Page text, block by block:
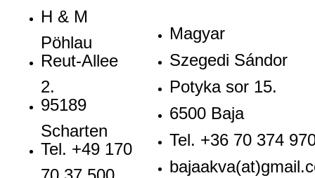
H & M
Pöhlau
Reut-Allee
2.
95189
Scharten
Tel. +49 170
70 37 500
Magyar
Szegedi Sándor
Potyka sor 15.
6500 Baja
Tel. +36 70 374